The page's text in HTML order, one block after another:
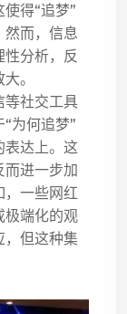
得“追梦”
然而，信息
分析，反
。
等社交工具
为何追梦”
表达上。这
而进一步加
，一些网红
极端化的观
，但这种集